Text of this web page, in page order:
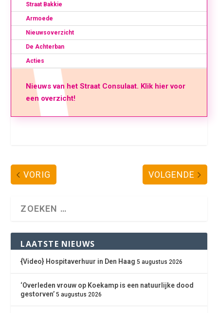
Straat Bakkie
Armoede
Nieuwsoverzicht
De Achterban
Acties
Nieuws van het Straat Consulaat. Klik hier voor
een overzicht!
VORIG VOLGENDE
LAATSTE NIEUWS
{Video} Hospitaverhuur in Den Haag 5 augustus 2026
‘Overleden vrouw op Koekamp is een natuurlijke dood
gestorven’ 5 augustus 2026